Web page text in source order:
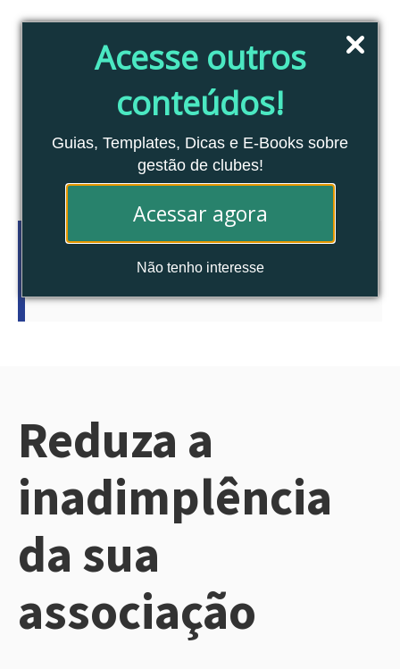
Acesse outros
conteúdos!
Guias, Templates, Dicas e E-Books sobre
gestão de clubes!
Acessar agora
Não tenho interesse
Blog Clubes Associados
inadimplência
Reduza a
inadimplência
da sua
associação